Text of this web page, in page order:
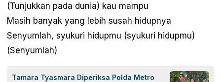
(Tunjukkan pada dunia) kau mampu
Masih banyak yang lebih susah hidupnya
Senyumlah, syukuri hidupmu (syukuri hidupmu)
(Senyumlah)
Tamara Tyasmara Diperiksa Polda Metro